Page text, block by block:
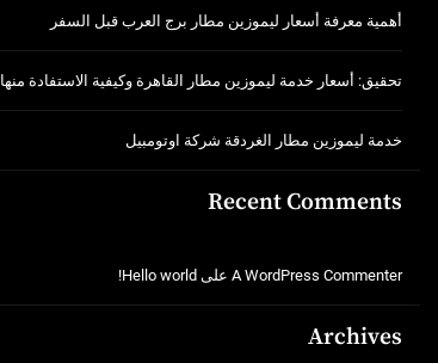
أهمية معرفة أسعار ليموزين مطار برج العرب قبل السفر
تحقيق: أسعار خدمة ليموزين مطار القاهرة وكيفية الاستفادة منها
خدمة ليموزين مطار الغردقة شركة اوتومبيل
Recent Comments
A WordPress Commenter على Hello world!
Archives